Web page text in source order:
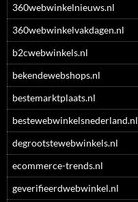
360webwinkelnieuws.nl
360webwinkelvakdagen.nl
b2cwebwinkels.nl
bekendewebshops.nl
bestemarktplaats.nl
bestewebwinkelsnederland.nl
degrootstewebwinkels.nl
ecommerce-trends.nl
geverifieerdwebwinkel.nl